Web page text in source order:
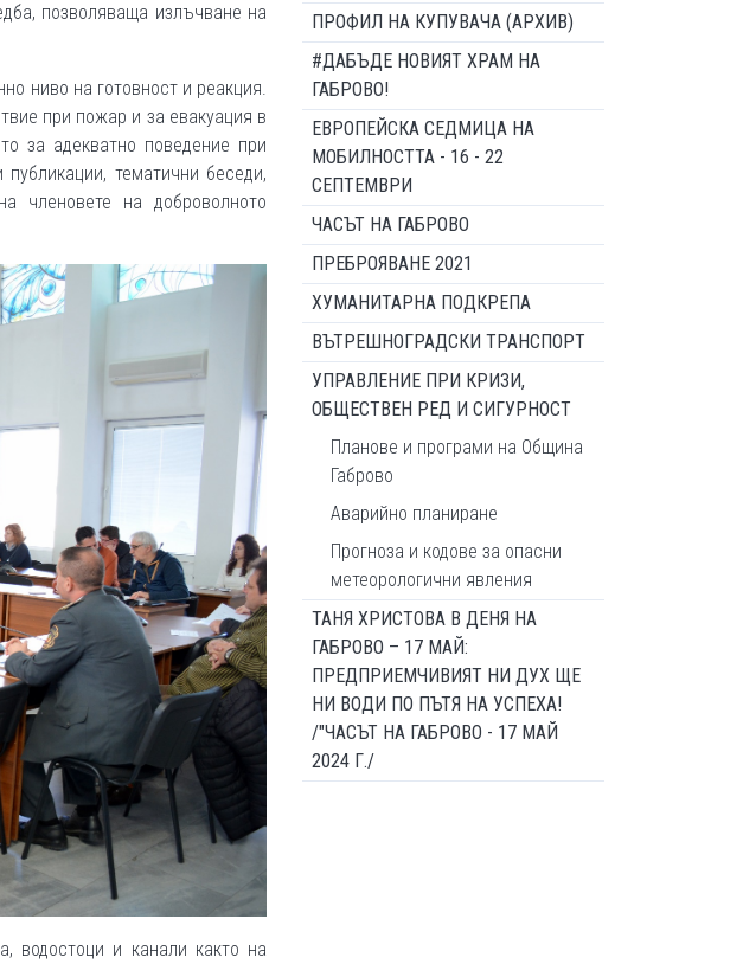
позволяваща излъчване на
ниво на готовност и реакция.
при пожар и за евакуация в
за адекватно поведение при
тематични беседи,
членовете на доброволното
водостоци и канали както на
ПРОФИЛ НА КУПУВАЧА (АРХИВ)
#ДАБЪДЕ НОВИЯТ ХРАМ НА
ГАБРОВО!
ЕВРОПЕЙСКА СЕДМИЦА НА
МОБИЛНОСТТА - 16 - 22
СЕПТЕМВРИ
ЧАСЪТ НА ГАБРОВО
ПРЕБРОЯВАНЕ 2021
ХУМАНИТАРНА ПОДКРЕПА
ВЪТРЕШНОГРАДСКИ ТРАНСПОРТ
УПРАВЛЕНИЕ ПРИ КРИЗИ,
ОБЩЕСТВЕН РЕД И СИГУРНОСТ
Планове и програми на Община
Габрово
Аварийно планиране
Прогноза и кодове за опасни
метеорологични явления
ТАНЯ ХРИСТОВА В ДЕНЯ НА
ГАБРОВО – 17 МАЙ:
ПРЕДПРИЕМЧИВИЯТ НИ ДУХ ЩЕ
НИ ВОДИ ПО ПЪТЯ НА УСПЕХА!
/"ЧАСЪТ НА ГАБРОВО - 17 МАЙ
2024 Г./